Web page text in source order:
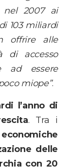
nel 2007 ai
103 miliardi
offrire alle
di accesso
ad essere
miope”.
l’anno di
. Tra i
delle
con 20